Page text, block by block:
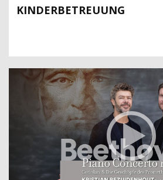
KINDERBETREUUNG